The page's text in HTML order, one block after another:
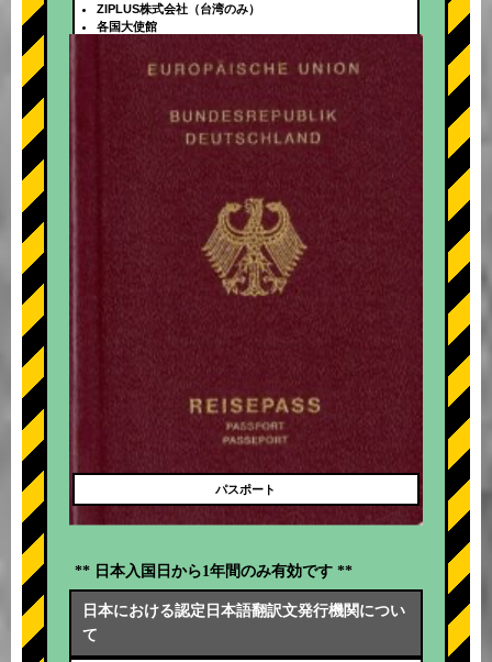
+
ZIPLUS株式会社（台湾のみ）
各国大使館
パスポート
** 日本入国日から1年間のみ有効です **
日本における認定日本語翻訳文発行機関につい
て